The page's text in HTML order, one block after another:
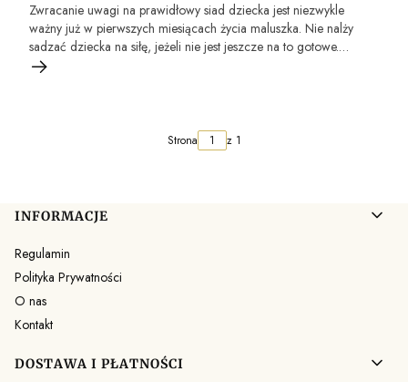
Zwracanie uwagi na prawidłowy siad dziecka jest niezwykle
ważny już w pierwszych miesiącach życia maluszka. Nie nalży
sadzać dziecka na siłę, jeżeli nie jest jeszcze na to gotowe.
Rodzic musi zwracać szczególna uwagę na to jak siedzi dziecko
Strona z 1
Linki w stopce
INFORMACJE
Regulamin
Polityka Prywatności
O nas
Kontakt
DOSTAWA I PŁATNOŚCI